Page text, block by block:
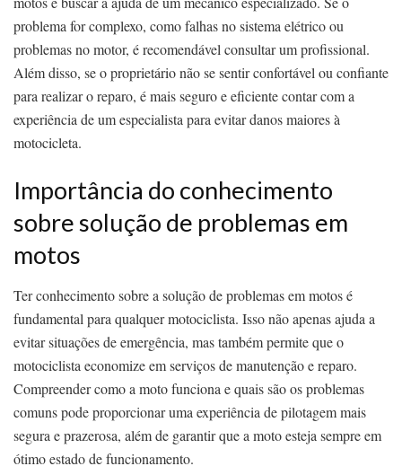
problema for complexo, como falhas no sistema elétrico ou
problemas no motor, é recomendável consultar um profissional.
Além disso, se o proprietário não se sentir confortável ou confiante
para realizar o reparo, é mais seguro e eficiente contar com a
experiência de um especialista para evitar danos maiores à
motocicleta.
Importância do conhecimento
sobre solução de problemas em
motos
Ter conhecimento sobre a solução de problemas em motos é
fundamental para qualquer motociclista. Isso não apenas ajuda a
evitar situações de emergência, mas também permite que o
motociclista economize em serviços de manutenção e reparo.
Compreender como a moto funciona e quais são os problemas
comuns pode proporcionar uma experiência de pilotagem mais
segura e prazerosa, além de garantir que a moto esteja sempre em
ótimo estado de funcionamento.